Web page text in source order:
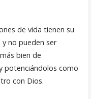
de vida tienen su
no pueden ser
bien de
potenciándolos como
con Dios.